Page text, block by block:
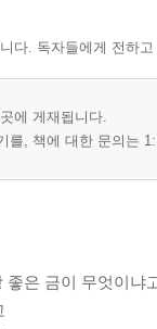
다. 독자들에게 전하
에 게재됩니다.
를, 책에 대한 문의는
은 금이 무엇이냐